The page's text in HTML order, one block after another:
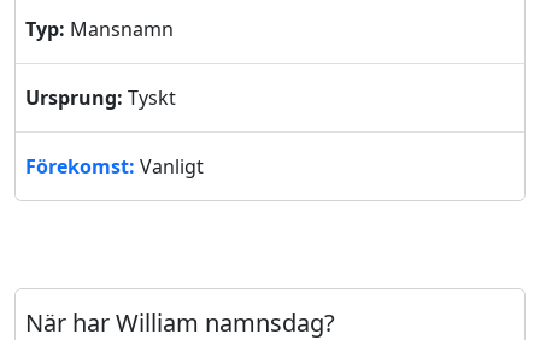
Typ: Mansnamn
Ursprung: Tyskt
Förekomst: Vanligt
När har William namnsdag?